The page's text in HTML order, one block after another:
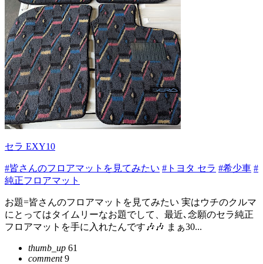
セラ EXY10
#皆さんのフロアマットを見てみたい #トヨタ セラ #希少車 #
純正フロアマット
お題=皆さんのフロアマットを見てみたい 実はウチのクルマ
にとってはタイムリーなお題でして、最近､念願のセラ純正
フロアマットを手に入れたんです🎶🎶 まぁ30...
thumb_up 61
comment9